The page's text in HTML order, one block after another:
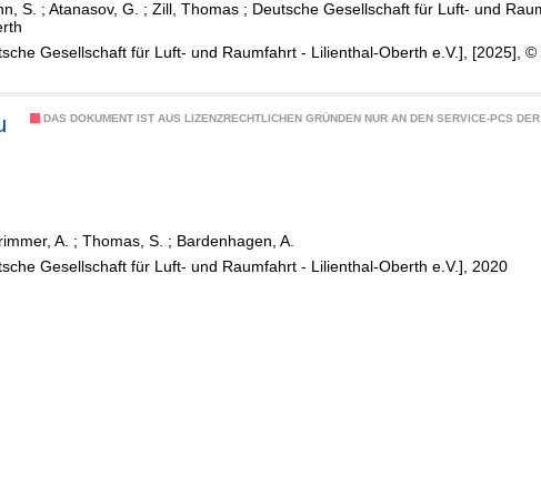
S. ; Atanasov, G. ; Zill, Thomas ; Deutsche Gesellschaft für Luft- und
Gesellschaft für Luft- und Raumfahrt - Lilienthal-Oberth e.V.], [2025], ©
DAS DOKUMENT IST AUS LIZENZRECHTLICHEN GRÜNDEN NUR AN DEN SERVICE-PCS
A. ; Thomas, S. ; Bardenhagen, A.
Gesellschaft für Luft- und Raumfahrt - Lilienthal-Oberth e.V.], 2020